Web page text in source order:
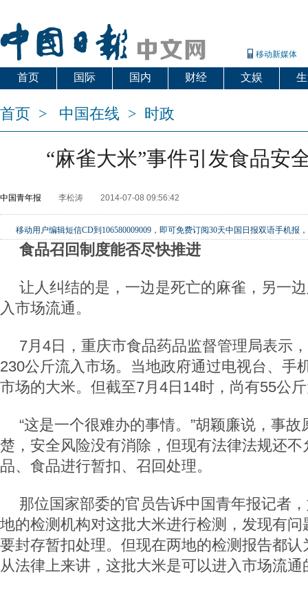
移动新媒体
首页 国际 国内 财经 文娱
首页 > 中国在线 > 时政
“麻雀大米”事件引发食品安
中国青年报 李松涛 2014-07-08 09:56:42
移动用户编辑短信CD到106580009009，即可免费订阅30天中国日报双语手机报
食品召回制度能否尽快推进
让人纠结的是，一边是死亡的麻雀，另一
入市场流通。
7月4日，重庆市食品药品监督管理局表示
230公斤流入市场。当地政府通过电视台、手
市场的大米。但截至7月4日14时，尚有55公
“这是一个很难办的事情。”胡颖廉说，事
楚，安全风险没有消除，但现有法律法规还
品、食品进行暂扣、召回处理。
那位国家部委的官员告诉中国青年报记者
地的检测机构对这批大米进行检测，发现有
要封存暂扣处理。但现在两地的检测报告都
从法律上来讲，这批大米是可以进入市场流